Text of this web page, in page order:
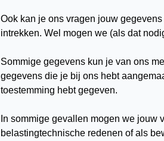
Ook kan je ons vragen jouw
intrekken. Wel mogen we (als dat
Sommige gegevens kun je van ons
gegevens die je bij ons hebt
toestemming hebt gegeven.
In sommige gevallen mogen we
belastingtechnische redenen of als